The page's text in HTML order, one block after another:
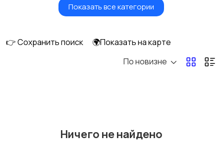
Товары для здоровья Парфюмерия
Уход за кожей
Показать все категории
👉 Сохранить поиск
🌍Показать на карте
По новизне
Ничего не найдено